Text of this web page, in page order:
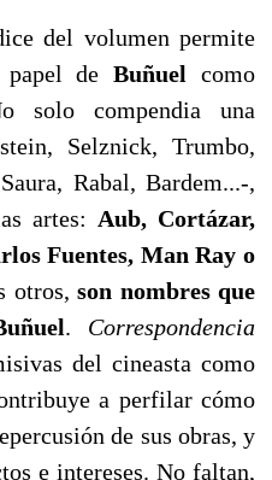
del volumen permite
papel deBuñuelcomo
solo compendia una
Selznick, Trumbo,
Rabal, Bardem...-,
artes: Aub, Cortázar,
Fuentes, Man Ray o
otros,son nombres que
. Correspondencia
del cineasta como
a perfilar cómo
de sus obras, y
e intereses. No faltan,